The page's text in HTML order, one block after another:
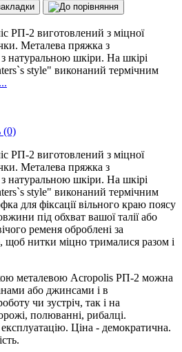
РП-2 виготовлений з міцної
Металева пряжка з
натуральною шкіри. На шкірі
style" виконаний термічним
(0)
РП-2 виготовлений з міцної
Металева пряжка з
натуральною шкіри. На шкірі
style" виконаний термічним
для фіксації вільного краю поясу
під обхват вашої талії або
ременя оброблені за
щоб нитки міцно трималися разом і
металевою Acropolis РП-2 можна
або джинсами і в
чи зустріч, так і на
полюванні, рибалці.
Ціна - демократична.